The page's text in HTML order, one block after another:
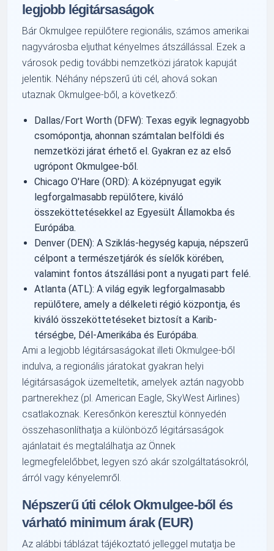
legjobb légitársaságok
Bár Okmulgee repülőtere regionális, számos amerikai
nagyvárosba eljuthat kényelmes átszállással. Ezek a
városok pedig további nemzetközi járatok kapuját
jelentik. Néhány népszerű úti cél, ahová sokan
utaznak Okmulgee-ből, a következő:
Dallas/Fort Worth (DFW): Texas egyik legnagyobb
csomópontja, ahonnan számtalan belföldi és
nemzetközi járat érhető el. Gyakran ez az első
ugrópont Okmulgee-ből.
Chicago O'Hare (ORD): A középnyugat egyik
legforgalmasabb repülőtere, kiváló
összeköttetésekkel az Egyesült Államokba és
Európába.
Denver (DEN): A Sziklás-hegység kapuja, népszerű
célpont a természetjárók és síelők körében,
valamint fontos átszállási pont a nyugati part felé.
Atlanta (ATL): A világ egyik legforgalmasabb
repülőtere, amely a délkeleti régió központja, és
kiváló összeköttetéseket biztosít a Karib-
térségbe, Dél-Amerikába és Európába.
Ami a legjobb légitársaságokat illeti Okmulgee-ből
indulva, a regionális járatokat gyakran helyi
légitársaságok üzemeltetik, amelyek aztán nagyobb
partnerekhez (pl. American Eagle, SkyWest Airlines)
csatlakoznak. Keresőnkön keresztül könnyedén
összehasonlíthatja a különböző légitársaságok
ajánlatait és megtalálhatja az Önnek
legmegfelelőbbet, legyen szó akár szolgáltatásokról,
árról vagy kényelemről.
Népszerű úti célok Okmulgee-ből és
várható minimum árak (EUR)
Az alábbi táblázat tájékoztató jelleggel mutatja be